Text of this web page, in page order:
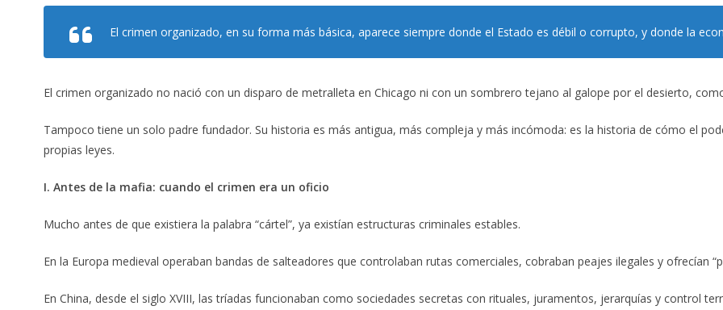
El crimen organizado, en su forma más básica, aparece siempre donde el Estado es débil o corrupto, y donde la
El crimen organizado no nació con un disparo de metralleta en Chicago ni con un sombrero tejano al galope por el desierto,
Tampoco tiene un solo padre fundador. Su historia es más antigua, más compleja y más incómoda: es la historia de cómo el
propias leyes.
I. Antes de la mafia: cuando el crimen era un oficio
Mucho antes de que existiera la palabra “cártel”, ya existían estructuras criminales estables.
En la Europa medieval operaban bandas de salteadores que controlaban rutas comerciales, cobraban peajes ilegales y ofrecían
En China, desde el siglo XVIII, las tríadas funcionaban como sociedades secretas con rituales, juramentos, jerarquías y control